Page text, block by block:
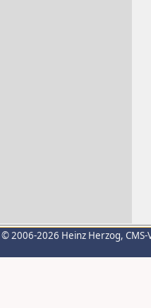
© 2006-2026 Heinz Herzog,